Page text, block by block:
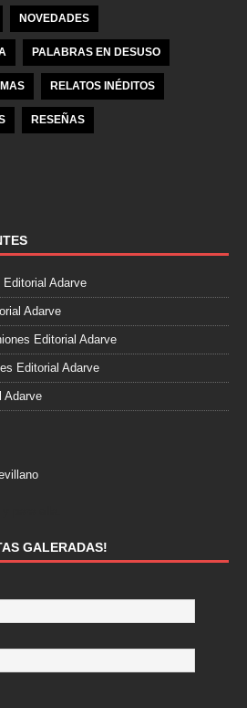
NOVEDADES
PALABRAS EN DESUSO
RELATOS INÉDITOS
RESEÑAS
Editorial Adarve
Adarve
Editorial Adarve
Editorial Adarve
Adarve
GALERADAS!